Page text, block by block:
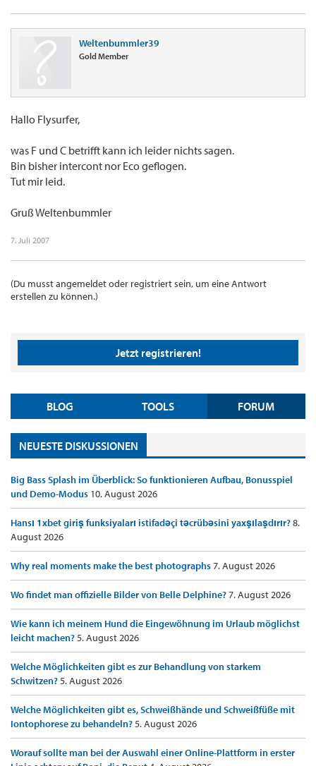
Weltenbummler39
Gold Member
Hallo Flysurfer,
was F und C betrifft kann ich leider nichts sagen.
Bin bisher intercont nor Eco geflogen.
Tut mir leid.
Gruß Weltenbummler
7. Juli 2007
(Du musst angemeldet oder registriert sein, um eine Antwort
erstellen zu können.)
Jetzt registrieren!
BLOG TOOLS FORUM
NEUESTE DISKUSSIONEN
Big Bass Splash im Überblick: So funktionieren Aufbau, Bonusspiel
und Demo-Modus 10. August 2026
Hansı 1xbet giriş funksiyaları istifadəçi təcrübəsini yaxşılaşdırır?8.
August 2026
Why real moments make the best photographs7. August 2026
Wo findet man offizielle Bilder von Belle Delphine?7. August 2026
Wie kann ich meinem Hund die Eingewöhnung im Urlaub möglichst
leicht machen?5. August 2026
Welche Möglichkeiten gibt es zur Behandlung von starkem
Schwitzen?5. August 2026
Welche Möglichkeiten gibt es, Schweißhände und Schweißfüße mit
Iontophorese zu behandeln?5. August 2026
Worauf sollte man bei der Auswahl einer Online-Plattform in erster